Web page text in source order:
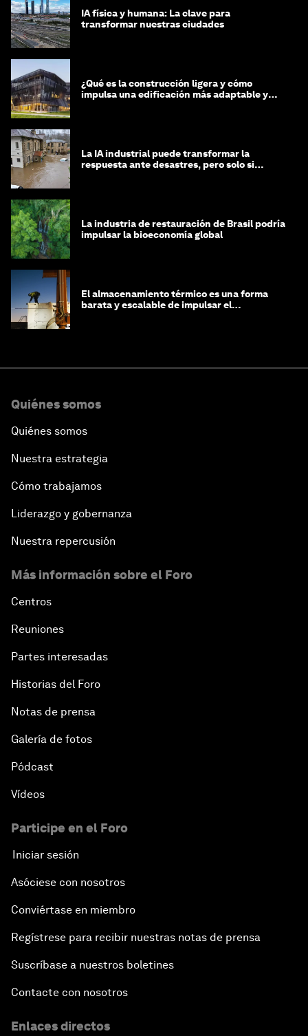
IA física y humana: La clave para
transformar nuestras ciudades
¿Qué es la construcción ligera y cómo
impulsa una edificación más adaptable y
La IA industrial puede transformar la
respuesta ante desastres, pero solo si
La industria de restauración de Brasil podría
impulsar la bioeconomía global
El almacenamiento térmico es una forma
barata y escalable de impulsar el
Quiénes somos
Quiénes somos
Nuestra estrategia
Cómo trabajamos
Liderazgo y gobernanza
Nuestra repercusión
Más información sobre el Foro
Centros
Reuniones
Partes interesadas
Historias del Foro
Notas de prensa
Galería de fotos
Pódcast
Vídeos
Participe en el Foro
Iniciar sesión
Asóciese con nosotros
Conviértase en miembro
Regístrese para recibir nuestras notas de prensa
Suscríbase a nuestros boletines
Contacte con nosotros
Enlaces directos